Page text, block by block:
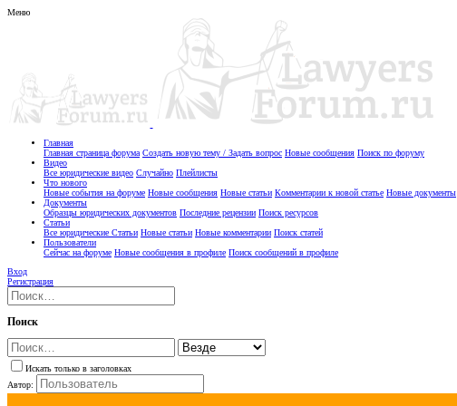
Меню
Главная
Главная страница форума Создать новую тему / Задать вопрос Новые сообщения Поиск по форуму
Видео
Все юридические видео Случайно Плейлисты
Что нового
Новые события на форуме Новые сообщения Новые статьи Комментарии к новой статье Новые документы
Документы
Образцы юридических документов Последние рецензии Поиск ресурсов
Статьи
Все юридические Статьи Новые статьи Новые комментарии Поиск статей
Пользователи
Сейчас на форуме Новые сообщения в профиле Поиск сообщений в профиле
Вход
Регистрация
Поиск
Искать только в заголовках
Автор: